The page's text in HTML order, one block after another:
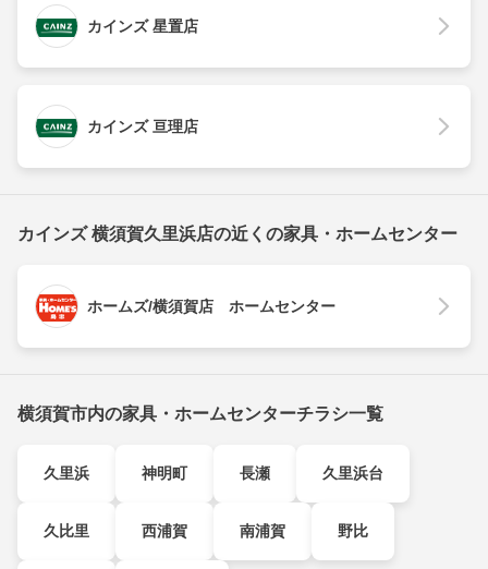
カインズ 星置店
カインズ 亘理店
カインズ 横須賀久里浜店の近くの家具・ホームセンター
ホームズ/横須賀店 ホームセンター
横須賀市内の家具・ホームセンターチラシ一覧
久里浜 神明町 長瀬 久里浜台
久比里 西浦賀 南浦賀 野比